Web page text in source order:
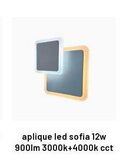
aplique led sofia 12w
900lm 3000k+4000k cct